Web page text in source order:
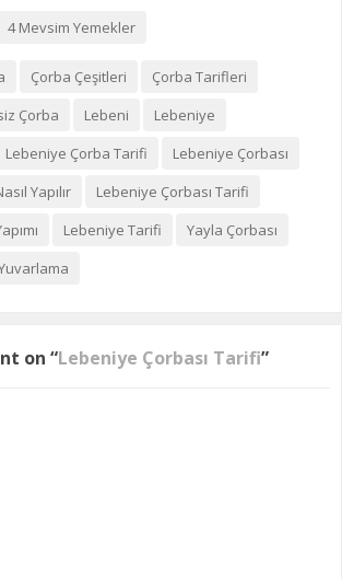
4 Mevsim Yemekler
Çorba Çeşitleri
Çorba Tarifleri
Çorba Lebeni
Lebeniye
Lebeniye Çorba Tarifi
Lebeniye Çorbası
Yapılır
Lebeniye Çorbası Tarifi
Lebeniye Tarifi
Yayla Çorbası
on “Lebeniye Çorbası Tarifi”